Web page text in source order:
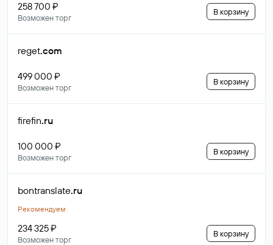
258 700 ₽
Возможен торг
В корзину
reget.com
499 000 ₽
Возможен торг
В корзину
firefin.ru
100 000 ₽
Возможен торг
В корзину
bontranslate.ru
Рекомендуем
234 325 ₽
Возможен торг
В корзину